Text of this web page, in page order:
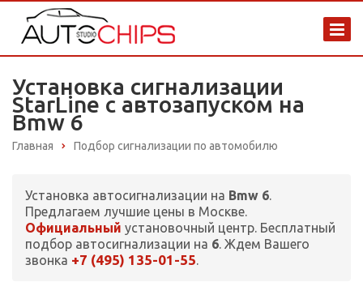
Установка сигнализации
StarLine с автозапуском на
Bmw 6
Главная Подбор сигнализации по автомобилю
Установка автосигнализации на Bmw 6.
Предлагаем лучшие цены в Москве.
Официальный установочный центр. Бесплатный
подбор автосигнализации на 6. Ждем Вашего
звонка +7 (495) 135-01-55.